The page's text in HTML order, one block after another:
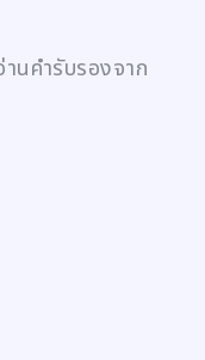
านคำรับรองจาก